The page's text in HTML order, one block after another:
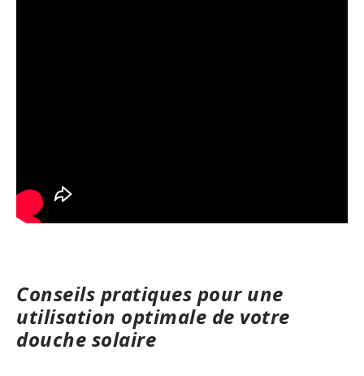
Conseils pratiques pour une
utilisation optimale de votre
douche solaire